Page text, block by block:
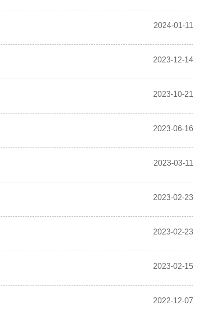
2024-01-11
2023-12-14
2023-10-21
2023-06-16
2023-03-11
2023-02-23
2023-02-23
2023-02-15
2022-12-07